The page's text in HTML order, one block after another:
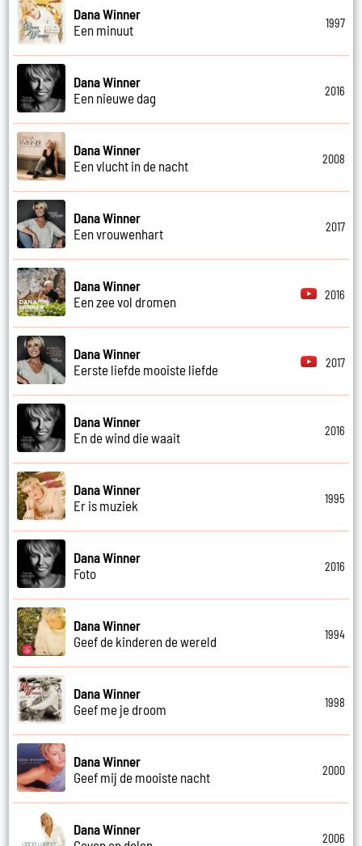
Dana Winner
Een minuut
1997
Dana Winner
Een nieuwe dag
2016
Dana Winner
Een vlucht in de nacht
2008
Dana Winner
Een vrouwenhart
2017
Dana Winner
Een zee vol dromen
2016
Dana Winner
Eerste liefde mooiste liefde
2017
Dana Winner
En de wind die waait
2016
Dana Winner
Er is muziek
1995
Dana Winner
Foto
2016
Dana Winner
Geef de kinderen de wereld
1994
Dana Winner
Geef me je droom
1998
Dana Winner
Geef mij de mooiste nacht
2000
Dana Winner
2006